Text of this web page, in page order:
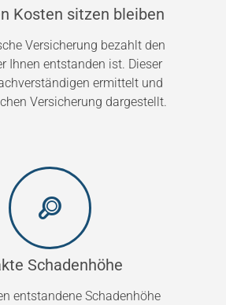
Kosten sitzen bleiben
Versicherung bezahlt den
Ihnen entstanden ist. Dieser
ermittelt und
Versicherung dargestellt.
Schadenhöhe
entstandene Schadenhöhe